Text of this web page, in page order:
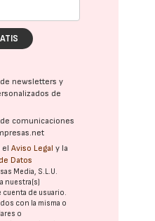
newsletters y
de
comunicaciones
elAviso Legal y la
Datos
Media, S.L.U.
nuestra(s)
de usuario.
con la misma o
o